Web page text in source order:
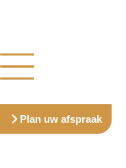
Plan uw afspraak